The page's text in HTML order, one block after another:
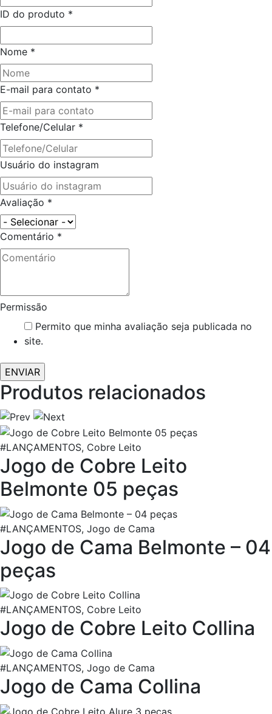
ID do produto *
Nome *
E-mail para contato *
Telefone/Celular *
Usuário do instagram
Avaliação *
Comentário *
Permissão
Permito que minha avaliação seja publicada no
site.
Produtos relacionados
#LANÇAMENTOS, Cobre Leito
Jogo de Cobre Leito
Belmonte 05 peças
#LANÇAMENTOS, Jogo de Cama
Jogo de Cama Belmonte – 04
peças
#LANÇAMENTOS, Cobre Leito
Jogo de Cobre Leito Collina
#LANÇAMENTOS, Jogo de Cama
Jogo de Cama Collina